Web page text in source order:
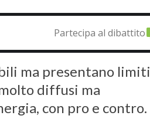
Partecipa al dibattito
ma presentano limiti
diffusi ma
con pro e contro.